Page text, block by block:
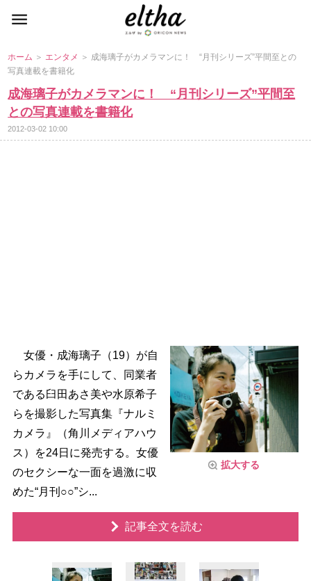
ホーム ＞ エンタメ ＞ 成海璃子がカメラマンに！ “月刊シリーズ”平間至との
写真連載を書籍化
成海璃子がカメラマンに！ “月刊シリーズ”平間至
との写真連載を書籍化
2012-03-02 10:00
拡大する
女優・成海璃子（19）が自
らカメラを手にして、同業者
である臼田あさ美や水原希子
らを撮影した写真集『ナルミ
カメラ』（角川メディアハウ
ス）を24日に発売する。女優
のセクシーな一面を過激に収
めた“月刊○○”シ...
記事全文を読む